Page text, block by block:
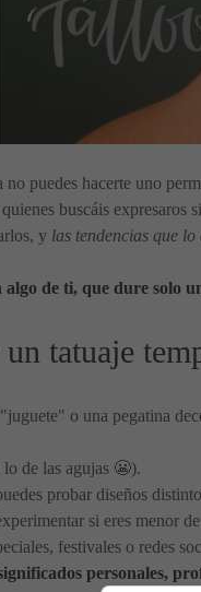
puedes hacerte uno
buscáis
y las tendencias que
de ti, que dure solo
tatuaje
o una pegatina
de las agujas 😬).
probar diseños
si eres menor
festivales o redes
personales,